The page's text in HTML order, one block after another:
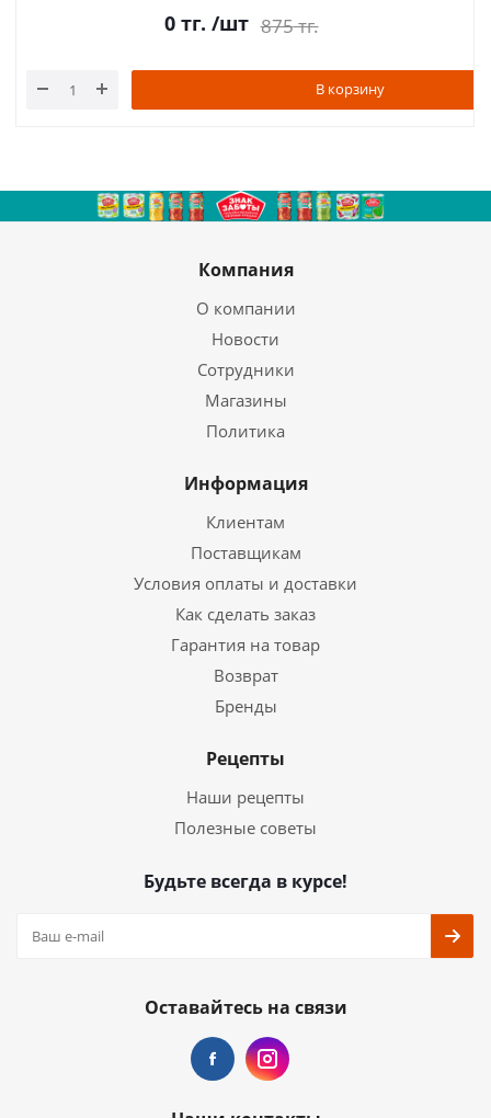
0тг. /шт 875тг.
В корзину
Компания
О компании
Новости
Сотрудники
Магазины
Политика
Информация
Клиентам
Поставщикам
Условия оплаты и доставки
Как сделать заказ
Гарантия на товар
Возврат
Бренды
Рецепты
Наши рецепты
Полезные советы
Будьте всегда в курсе!
Оставайтесь на связи